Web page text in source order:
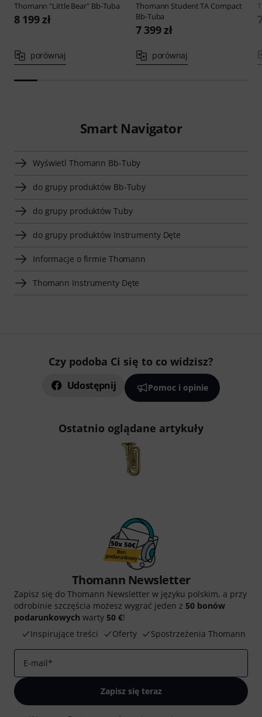
Thomann "Little Bear" Bb-Tuba
8 199 zł
porównaj
Thomann Student TA Compact
Bb-Tuba
7 399 zł
porównaj
Smart Navigator
Wyświetl Thomann Bb-Tuby
do grupy produktów Bb-Tuby
do grupy produktów Tuby
do grupy produktów Instrumenty Dęte
Informacje o firmie Thomann
Thomann Instrumenty Dęte
Czy podoba Ci się to co widzisz?
Udostępnij Pomoc i opinie
Ostatnio oglądane artykuły
Thomann Newsletter
Zapisz się do Thomann Newsletter w języku polskim, a przy
odrobinie szczęścia możesz wygrać jeden z 50 bonów
podarunkowych warty 50 €!
Inspirujące treści
Oferty Spostrzeżenia Thomann
E-mail*
Zapisz się teraz